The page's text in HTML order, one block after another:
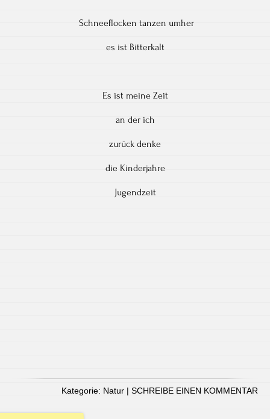
Schneeflocken tanzen umher
es ist Bitterkalt
Es ist meine Zeit
an der ich
zurück denke
die Kinderjahre
Jugendzeit
Kategorie: Natur | SCHREIBE EINEN KOMMENTAR